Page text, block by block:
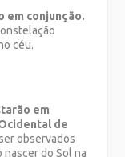
em conjunção.
céu.
em
de
observados
nascer do Sol na